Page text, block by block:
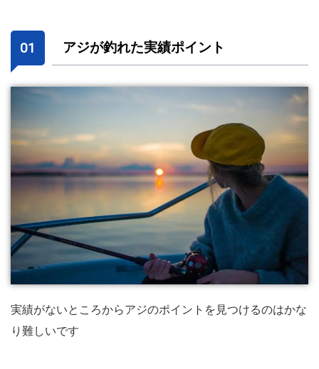
アジが釣れた実績ポイント
実績がないところからアジのポイントを見つけるのはかな
り難しいです